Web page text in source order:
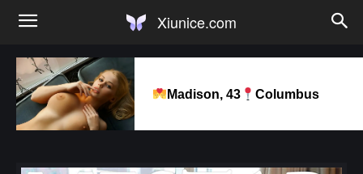
Xiunice.com
Madison, 43 Columbus